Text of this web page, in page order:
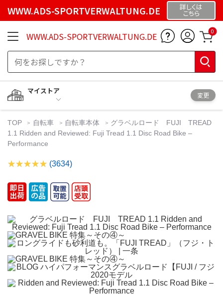
WWW.ADS-SPORTVERWALTUNG.DE 詳しくは
こちら
WWW.ADS-SPORTVERWALTUNG.DE 0
マイストア
変更
TOP 自転車 自転車本体
グラベルロード FUJI TREAD
1.1 Ridden and Reviewed: Fuji Tread 1.1 Disc Road Bike –
Performance
(3634)